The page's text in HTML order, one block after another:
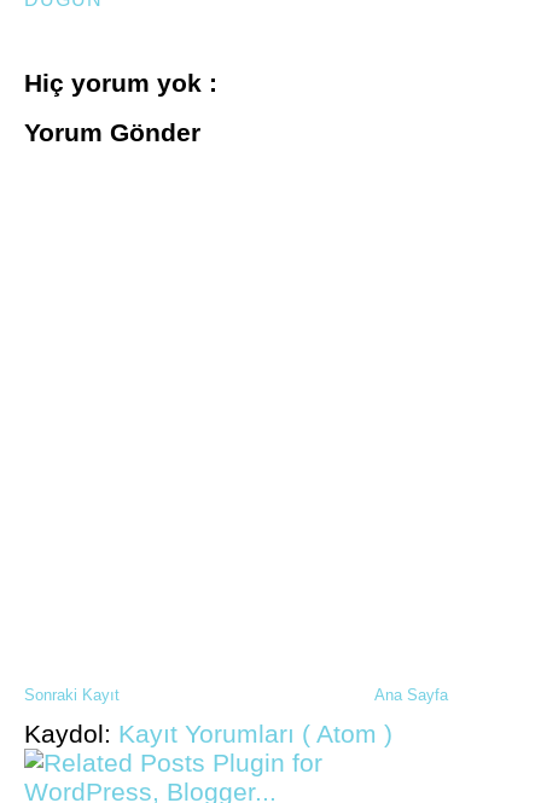
Hiç yorum yok :
Yorum Gönder
Sonraki Kayıt Ana Sayfa
Kaydol: Kayıt Yorumları ( Atom )